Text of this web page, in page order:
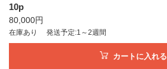
10p
80,000円
在庫あり 発送予定:1～2週間
カートに入れる